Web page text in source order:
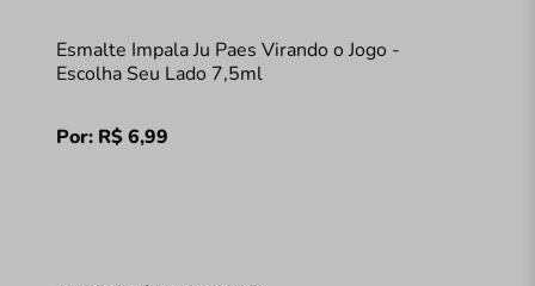
Esmalte Impala Ju Paes Virando o Jogo -
Escolha Seu Lado 7,5ml
Por: R$6,99